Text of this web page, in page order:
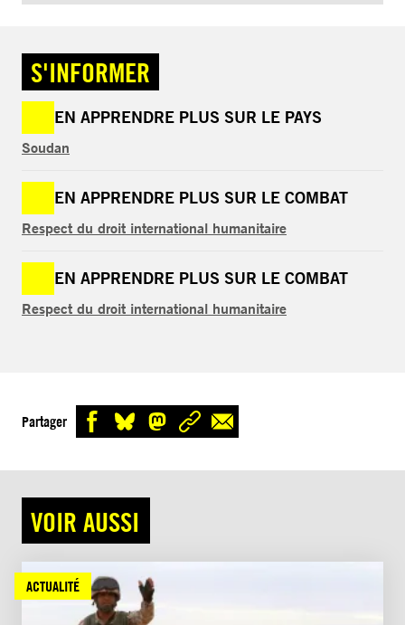
S'INFORMER
EN APPRENDRE PLUS SUR LE PAYS
Soudan
EN APPRENDRE PLUS SUR LE COMBAT
Respect du droit international humanitaire
EN APPRENDRE PLUS SUR LE COMBAT
Respect du droit international humanitaire
Partager
VOIR AUSSI
ACTUALITÉ